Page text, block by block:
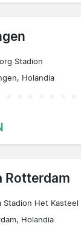
Stadion
Holandia
Rotterdam
Stadion Het Kasteel
Holandia